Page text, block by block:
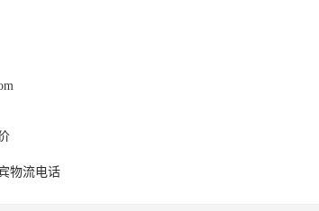
物流电话